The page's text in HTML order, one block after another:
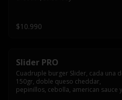
$10.990
Slider PRO
Cuadruple burger Slider, cada una
150gr, doble queso cheddar,
pepinillos, cebolla, american sauce y